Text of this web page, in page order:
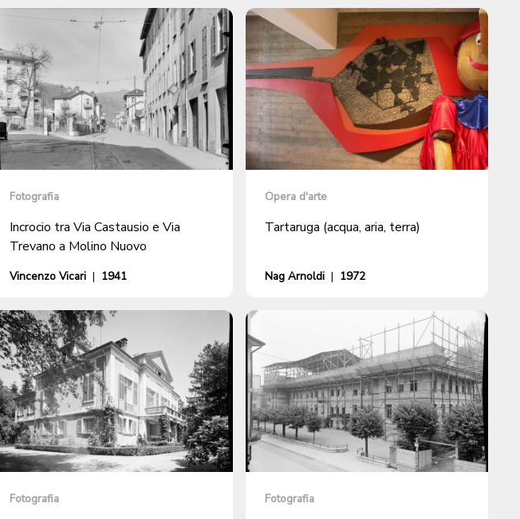
Fotografia
Incrocio tra Via Castausio e Via
Trevano a Molino Nuovo
Vincenzo Vicari | 1941
Opera d'arte
Tartaruga (acqua, aria, terra)
Nag Arnoldi | 1972
Fotografia Fotografia